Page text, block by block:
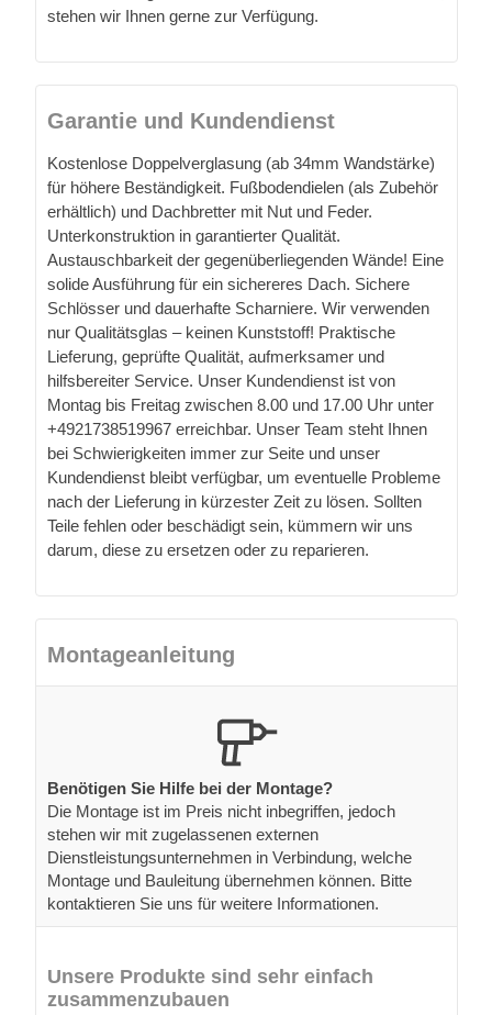
stehen wir Ihnen gerne zur Verfügung.
Garantie und Kundendienst
Kostenlose Doppelverglasung (ab 34mm Wandstärke)
für höhere Beständigkeit. Fußbodendielen (als Zubehör
erhältlich) und Dachbretter mit Nut und Feder.
Unterkonstruktion in garantierter Qualität.
Austauschbarkeit der gegenüberliegenden Wände! Eine
solide Ausführung für ein sichereres Dach. Sichere
Schlösser und dauerhafte Scharniere. Wir verwenden
nur Qualitätsglas – keinen Kunststoff! Praktische
Lieferung, geprüfte Qualität, aufmerksamer und
hilfsbereiter Service. Unser Kundendienst ist von
Montag bis Freitag zwischen 8.00 und 17.00 Uhr unter
+4921738519967 erreichbar. Unser Team steht Ihnen
bei Schwierigkeiten immer zur Seite und unser
Kundendienst bleibt verfügbar, um eventuelle Probleme
nach der Lieferung in kürzester Zeit zu lösen. Sollten
Teile fehlen oder beschädigt sein, kümmern wir uns
darum, diese zu ersetzen oder zu reparieren.
Montageanleitung
Benötigen Sie Hilfe bei der Montage?
Die Montage ist im Preis nicht inbegriffen, jedoch
stehen wir mit zugelassenen externen
Dienstleistungsunternehmen in Verbindung, welche
Montage und Bauleitung übernehmen können. Bitte
kontaktieren Sie uns für weitere Informationen.
Unsere Produkte sind sehr einfach
zusammenzubauen